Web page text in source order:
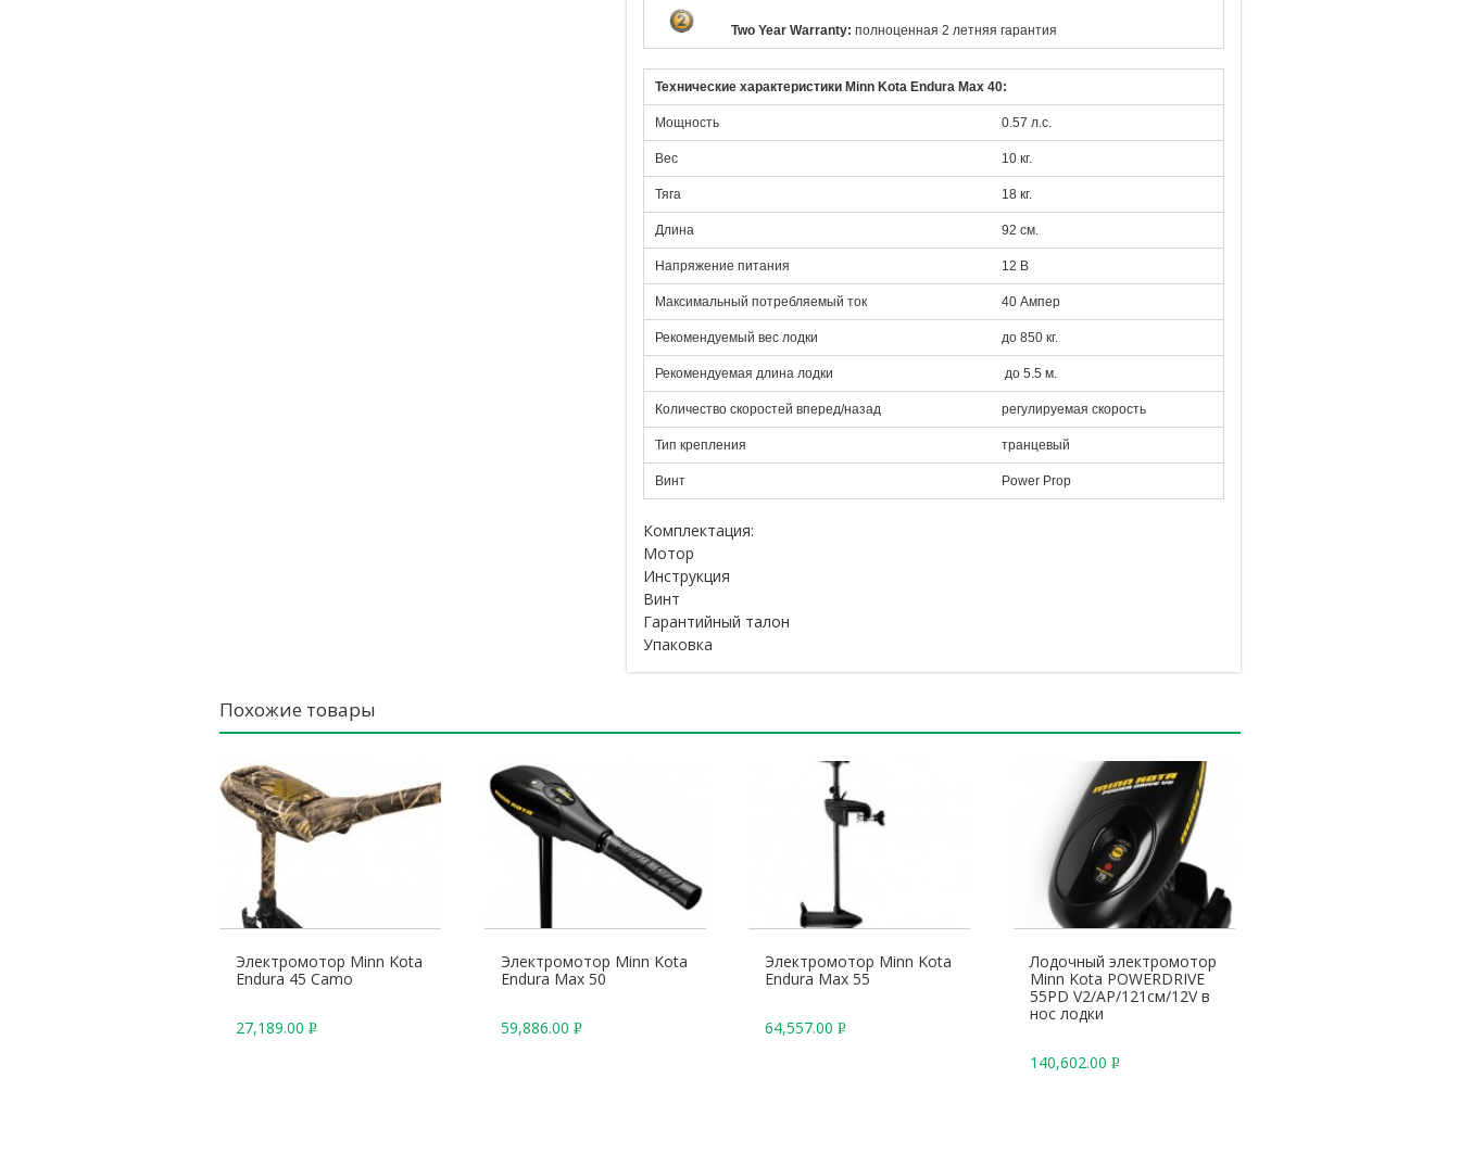
Two Year Warranty: полноценная 2 летняя гарантия
Технические характеристики Minn Kota Endura Max 40:
Мощность 0.57 л.с.
Вес 10 кг.
Тяга 18 кг.
Длина 92 см.
Напряжение питания 12 В
Максимальный потребляемый ток 40 Ампер
Рекомендуемый вес лодки до 850 кг.
Рекомендуемая длина лодки до 5.5 м.
Количество скоростей вперед/назад регулируемая скорость
Тип крепления транцевый
Винт Power Prop
Комплектация:
Мотор
Инструкция
Винт
Гарантийный талон
Упаковка
Похожие товары
Электромотор Minn Kota
Endura 45 Camo
27,189.00 Р
Электромотор Minn Kota
Endura Max 50
59,886.00 Р
Электромотор Minn Kota
Endura Max 55
64,557.00Р
Лодочный электромотор
Minn Kota POWERDRIVE
55PD V2/AP/121см/12V в
нос лодки
140,602.00Р